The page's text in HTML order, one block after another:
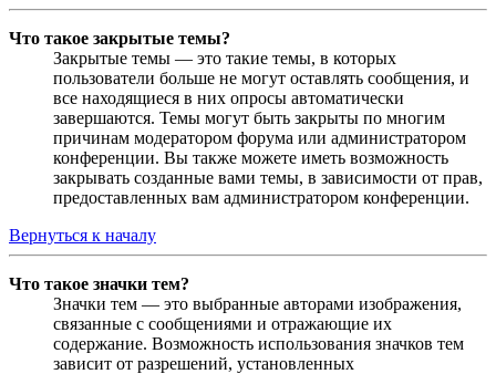
Что такое закрытые темы?
Закрытые темы — это такие темы, в которых
пользователи больше не могут оставлять сообщения, и
все находящиеся в них опросы автоматически
завершаются. Темы могут быть закрыты по многим
причинам модератором форума или администратором
конференции. Вы также можете иметь возможность
закрывать созданные вами темы, в зависимости от прав,
предоставленных вам администратором конференции.
Вернуться к началу
Что такое значки тем?
Значки тем — это выбранные авторами изображения,
связанные с сообщениями и отражающие их
содержание. Возможность использования значков тем
зависит от разрешений, установленных